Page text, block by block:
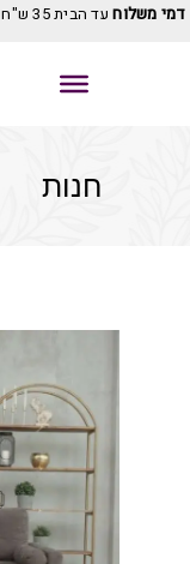
דמי משלוחעד הבית 35 ש"ח
חנות